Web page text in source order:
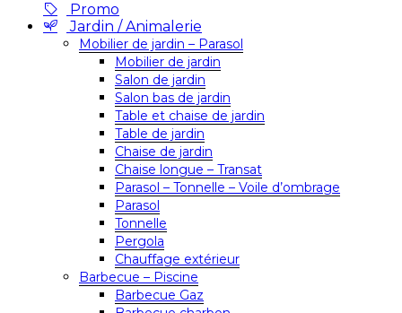
Promo
Jardin / Animalerie
Mobilier de jardin – Parasol
Mobilier de jardin
Salon de jardin
Salon bas de jardin
Table et chaise de jardin
Table de jardin
Chaise de jardin
Chaise longue – Transat
Parasol – Tonnelle – Voile d’ombrage
Parasol
Tonnelle
Pergola
Chauffage extérieur
Barbecue – Piscine
Barbecue Gaz